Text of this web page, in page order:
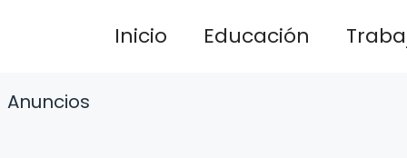
Inicio Educación
Anuncios